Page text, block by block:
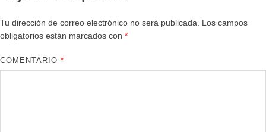
Tu dirección de correo electrónico no será publicada.
Los campos
obligatorios están marcados con *
COMENTARIO*